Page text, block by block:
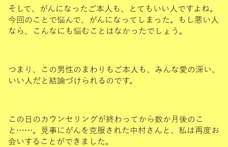
そして、がんになったご本人も、とてもいい人ですよね。
今回のことで悩んで、がんになってしまった。もし悪い人
なら、こんなにも悩むことはなかったでしょう。
つまり、この男性のまわりもご本人も、みんな愛の深い、
いい人だと結論づけられるのです。
この日のカウンセリングが終わってから数か月後のこ
と……。見事にがんを克服された中村さんと、私は再度お
会いすることができました。